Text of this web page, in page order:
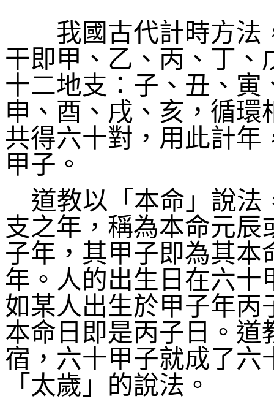
我國古代計時方法
干即甲、乙、丙、丁、
十二地支：子、丑、寅
申、酉、戌、亥，循
共得六十對，用此計年
甲子。
道教以「本命」說法
支之年，稱為本命元
子年，其甲子即為其本
年。人的出生日在六十
如某人出生於甲子年丙
本命日即是丙子日。道
宿，六十甲子就成了六
「太歲」的說法。